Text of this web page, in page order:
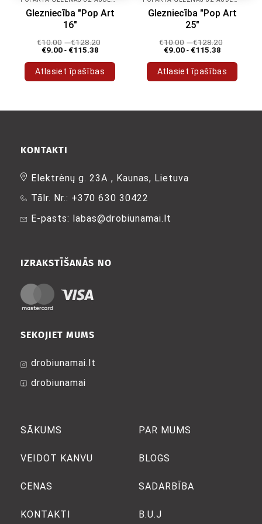
Glezniecība "Pop Art
16"
€10.00 -€128.20
€9.00-€115.38
Atlasiet īpašības
ir
izvēlēties
produkta
lapā
Glezniecība "Pop Art
25"
€10.00 -€128.20
€9.00-€115.38
Atlasiet īpašības
ir
SĀKUMS
VEIDOT KANVU
CENAS
KONTAKTI
PAR MUMS
BLOGS
SADARBĪBA
B.U.J
SEKOJIET MUMS
drobiunamai.lt
drobiunamai
IZRAKSTĪŠANĀS NO
KONTAKTI
Elektrėnų g. 23A , Kaunas, Lietuva
Tālr. Nr.: +370 630 30422
E-pasts: labas@drobiunamai.lt